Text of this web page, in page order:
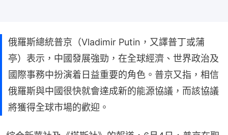
俄羅斯總統普京（Vladimir Putin，又譯普丁或蒲
亭）表示，中國發展強勁，在全球經濟、世界政治及
國際事務中扮演着日益重要的角色。普京又指，相信
俄羅斯與中國很快就會達成新的能源協議，而該協議
將獲得全球市場的歡迎。